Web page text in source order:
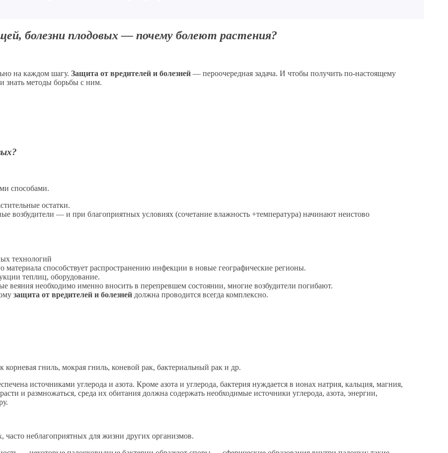
болезни плодовых — почему болеют растения?
на каждом шагу. Защита от вредителей и болезней — пероочередная задача. И чтобы получить по-настоящему
знать методы борьбы с ним.
способами.
остатки.
возбудители — и при благоприятных условиях (сочетание влажность +температура) начинают неистово
технологий
способствует распространению инфекции в новые географические регионы.
теплиц, оборудование.
веяния необходимо именно вносить в перепревшем состоянии, многие возбудители погибают.
защита от вредителей и болезней должна проводится всегда комплексно.
корневая гниль, мокрая гниль, коневой рак, бактериальный рак и др.
источниками углерода и азота. Кроме азота и углерода, бактерия нуждается в ионах натрия, кальция, магния,
и размножаться, среда их обитания должна содержать необходимые источники углерода, азота, энергии,
часто неблагоприятных для жизни других организмов.